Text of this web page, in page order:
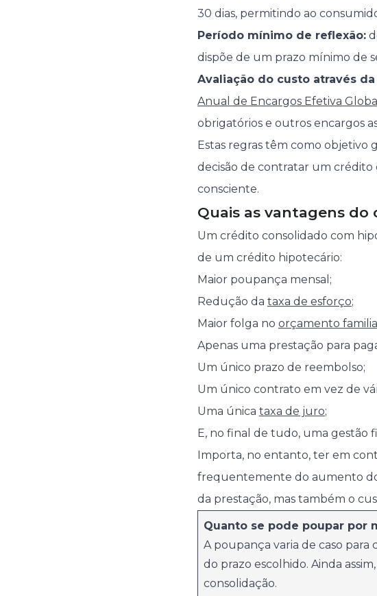
30 dias, permitindo ao
Período mínimo de reflexão:
dispõe de um prazo mínimo de
Avaliação do custo através da
Anual de Encargos Efetiva
obrigatórios e outros encargos
Estas regras têm como objetivo
decisão de contratar um
consciente.
Quais as vantagens
Um crédito consolidado com
de um crédito hipotecário:
Maior poupança mensal;
Redução da taxa de esforço;
Maior folga no orçamento
Apenas uma prestação para
Um único prazo de reembolso;
Um único contrato em vez de
Uma única taxa de juro;
E, no final de tudo, uma gestão
Importa, no entanto, ter em
frequentemente do aumento do
da prestação, mas também o
Quanto se pode poupar por
A poupança varia de caso
do prazo escolhido. Ainda
consolidação.